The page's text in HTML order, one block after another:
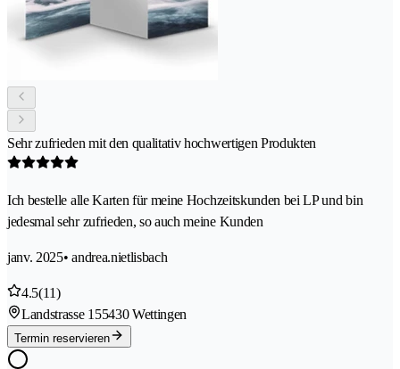
Sehr zufrieden mit den qualitativ hochwertigen Produkten
Ich bestelle alle Karten für meine Hochzeitskunden bei LP und bin
jedesmal sehr zufrieden, so auch meine Kunden
janv. 2025• andrea.nietlisbach
4.5(11)
Landstrasse 155430 Wettingen
Termin reservieren